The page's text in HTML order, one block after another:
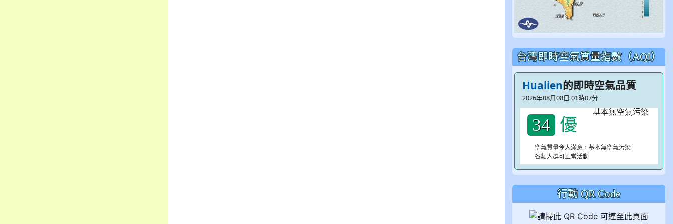
台灣即時空氣質量指數（AQI）
Hualien的即時空氣品質
2026年08月08日 01時07分
34 優
空氣質量令人滿意，基本無空氣污染
各類人群可正常活動
行動 QR Code